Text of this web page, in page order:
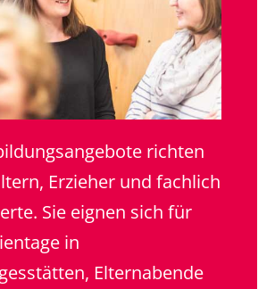
richten
Erzieher und fachlich
Sie eignen sich für
in
Elternabende